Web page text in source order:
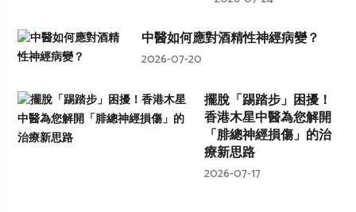
中醫如何應對酒精性神經病變？
2026-07-20
擺脫「踢踏步」困擾！
香港木星中醫為您解開
「腓總神經損傷」的治
療新思路
2026-07-17